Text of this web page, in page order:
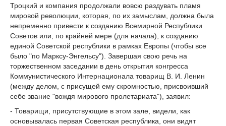
Троцкий и компания продолжали вовсю раздувать пламя
мировой революции, которая, по их замыслам, должна была
непременно привести к созданию Всемирной Республики
Советов или, по крайней мере (для начала), к созданию
единой Советской республики в рамках Европы (чтобы все
было "по Марксу-Энгельсу"). Завершая свою речь на
торжественном заседании в день открытия конгресса
Коммунистического Интернационала товарищ В. И. Ленин
(между делом, с присущей ему скромностью, присвоивший
себе звание "вождя мирового пролетариата"), заявил:
- Товарищи, присутствующие в этом зале, видели, как
основывалась первая Советская республика, они видят